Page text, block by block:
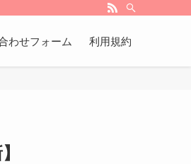
わせフォーム 利用規約